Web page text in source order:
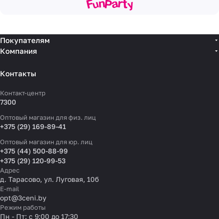
Покупателям
Компания
Контакты
Контакт-центр
7300
Оптовый магазин для физ. лиц
+375 (29) 169-89-41
Оптовый магазин для юр. лиц
+375 (44) 500-88-99
+375 (29) 120-99-53
Адрес
д. Тарасово, ул. Луговая, 10б
E-mail
opt@3ceni.by
Режим работы
Пн - Пт: с 9:00 до 17:30